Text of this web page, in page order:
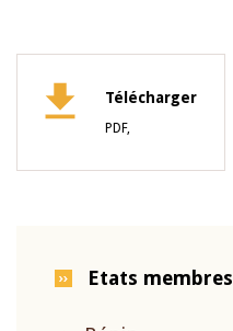
Télécharger
PDF,
Etats membres